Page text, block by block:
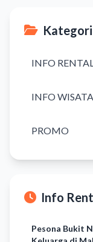
Kategori
INFO RENTAL
INFO WISATA
PROMO
Info
Pesona Bukit